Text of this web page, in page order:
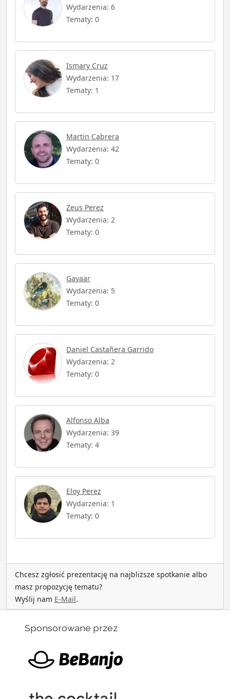
Wydarzenia: 6
Tematy: 0
Ismary Cruz
Wydarzenia: 17
Tematy: 1
Martin Cabrera
Wydarzenia: 42
Tematy: 0
Zeus Perez
Wydarzenia: 2
Tematy: 0
Gavaar
Wydarzenia: 5
Tematy: 0
Daniel Castañera Garrido
Wydarzenia: 2
Tematy: 0
Alfonso Alba
Wydarzenia: 39
Tematy: 4
Eloy Perez
Wydarzenia: 1
Tematy: 0
Chcesz zgłosić prezentację na najbliższe spotkanie albo
masz propozycję tematu?
Wyślij nam E-Mail.
Sponsorowane przez